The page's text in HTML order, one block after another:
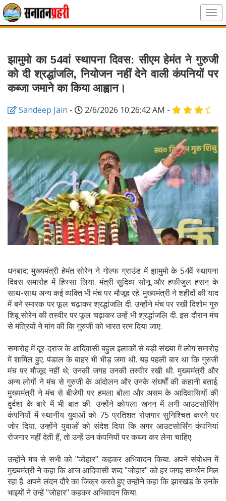
झामुमो का 54वां स्थापना दिवस: सीएम हेमंत ने गुरुजी
को दी श्रद्धांजलि, नियोजन नहीं देने वाली कंपनियों पर
कब्जा जमाने का किया आह्वान।
Sandeep Jain - 2/6/2026 10:26:42 AM -
धनबाद: मुख्यमंत्री हेमंत सोरेन ने गोल्फ ग्राउंड में झामुमो के 54वें स्थापना
दिवस समारोह में हिस्सा लिया. मंत्री सुदिव्य सोनू और हफीजुल हसन के
साथ-साथ अन्य कई व्यक्ति भी मंच पर मौजूद रहे. मुख्यमंत्री ने शहीदों की याद
में बने स्मारक पर फूल चढ़ाकर श्रद्धांजलि दी. उन्होंने मंच पर रखी दिशोम गुरु
शिबू सोरेन की तस्वीर पर फूल चढ़ाकर उन्हें भी श्रद्धांजलि दी. इस दौरान मंच
से मंत्रियों ने मांग की कि गुरुजी को भारत रत्न दिया जाए.
समारोह में दूर-दराज के आदिवासी बहुल इलाकों से बड़ी संख्या में लोग समारोह
में शामिल हुए. पंडाल के बाहर भी भीड़ जमा थी. यह पहली बार था कि गुरुजी
मंच पर मौजूद नहीं थे; उनकी जगह उनकी तस्वीर रखी थी. मुख्यमंत्री और
अन्य लोगों ने मंच से गुरुजी के आंदोलन और उनके संघर्षों की कहानी बताई.
मुख्यमंत्री ने मंच से बीजेपी पर हमला बोला और असम के आदिवासियों की
दुर्दशा के बारे में भी बात की. उन्होंने कोयला खनन में लगी आउटसोर्सिंग
कंपनियों में स्थानीय युवाओं को 75 प्रतिशत रोज़गार सुनिश्चित करने पर
जोर दिया. उन्होंने युवाओं को संदेश दिया कि अगर आउटसोर्सिंग कंपनियां
रोजगार नहीं देती हैं, तो उन्हें उन कंपनियों पर कब्जा कर लेना चाहिए.
उन्होंने मंच से सभी को "जोहार" कहकर अभिवादन किया. अपने संबोधन में
मुख्यमंत्री ने कहा कि आज आदिवासी शब्द "जोहार" को हर जगह समर्थन मिल
रहा है. अपने लंदन दौरे का जिक्र करते हुए उन्होंने कहा कि झारखंड के उनके
भाइयों ने उन्हें "जोहार" कहकर अभिवादन किया.